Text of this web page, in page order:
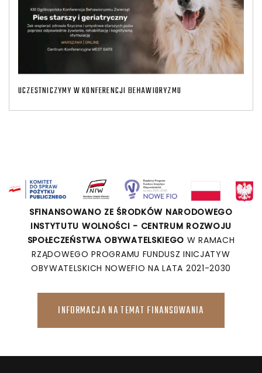
UCZESTNICZYMY W KONFERENCJI BEHAWIORYZMU
SFINANSOWANO ZE ŚRODKÓW NARODOWEGO
INSTYTUTU WOLNOŚCI - CENTRUM ROZWOJU
SPOŁECZEŃSTWA OBYWATELSKIEGO W RAMACH
RZĄDOWEGO PROGRAMU FUNDUSZ INICJATYW
OBYWATELSKICH NOWEFIO NA LATA 2021-2030
INFORMACJA NA TEMAT FINANSOWANIA